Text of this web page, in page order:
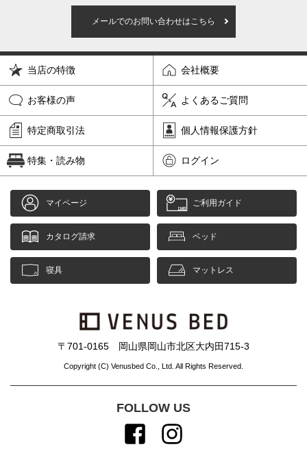
メールでのお問い合わせはこちら
当店の特徴 会社概要
お客様の声 よくあるご質問
特定商取引法 個人情報保護方針
特集・読み物 ログイン
マイページ ご利用ガイド
カタログ請求 ベッド
寝具 マットレス
〒701-0165 岡山県岡山市北区大内田715-3
Copyright (C) Venusbed Co., Ltd. All Rights Reserved.
FOLLOW US